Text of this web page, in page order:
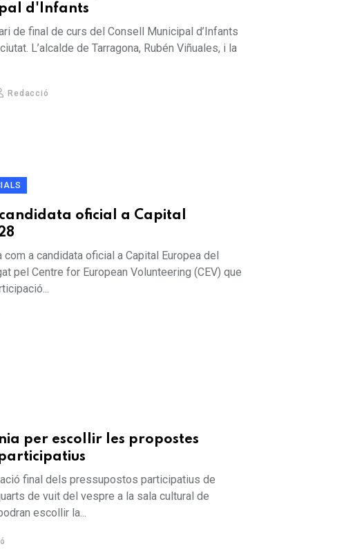
d'Infants
de final de curs del Consell Municipal d’Infants
L’alcalde de Tarragona, Rubén Viñuales, i la
Redacció
oficial a Capital
a candidata oficial a Capital Europea del
pel Centre for European Volunteering (CEV) que
per escollir les propostes
final dels pressupostos participatius de
de vuit del vespre a la sala cultural de
escollir la...